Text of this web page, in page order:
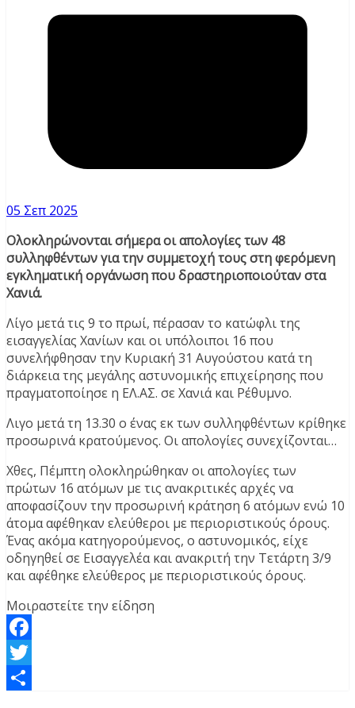
05 Σεπ 2025
Ολοκληρώνονται σήμερα οι απολογίες των 48
συλληφθέντων για την συμμετοχή τους στη φερόμενη
εγκληματική οργάνωση που δραστηριοποιούταν στα
Χανιά.
Λίγο μετά τις 9 το πρωί, πέρασαν το κατώφλι της
εισαγγελίας Χανίων και οι υπόλοιποι 16 που
συνελήφθησαν την Κυριακή 31 Αυγούστου κατά τη
διάρκεια της μεγάλης αστυνομικής επιχείρησης που
πραγματοποίησε η ΕΛ.ΑΣ. σε Χανιά και Ρέθυμνο.
Λιγο μετά τη 13.30 ο ένας εκ των συλληφθέντων κρίθηκε
προσωρινά κρατούμενος. Οι απολογίες συνεχίζονται…
Χθες, Πέμπτη ολοκληρώθηκαν οι απολογίες των
πρώτων 16 ατόμων με τις ανακριτικές αρχές να
αποφασίζουν την προσωρινή κράτηση 6 ατόμων ενώ 10
άτομα αφέθηκαν ελεύθεροι με περιοριστικούς όρους.
Ένας ακόμα κατηγορούμενος, ο αστυνομικός, είχε
οδηγηθεί σε Εισαγγελέα και ανακριτή την Τετάρτη 3/9
και αφέθηκε ελεύθερος με περιοριστικούς όρους.
Μοιραστείτε την είδηση
Facebook
Twitter